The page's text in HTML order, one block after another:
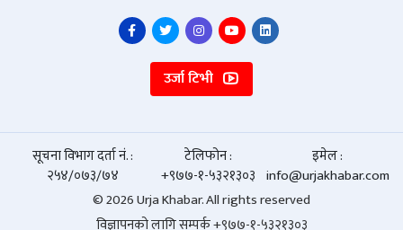
उर्जा टिभी
सूचना विभाग दर्ता नं. :
२५४/०७३/७४
टेलिफोन :
+९७७-१-५३२१३०३
इमेल :
info@urjakhabar.com
© 2026 Urja Khabar. All rights reserved
विज्ञापनको लागि सम्पर्क +९७७-१-५३२१३०३